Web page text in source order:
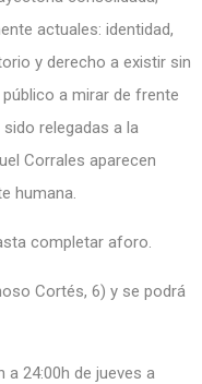
actuales: identidad,
y derecho a existir sin
a mirar de frente
relegadas a la
Corrales aparecen
humana.
completar aforo.
Cortés, 6) y se podrá
a 24:00h de jueves a